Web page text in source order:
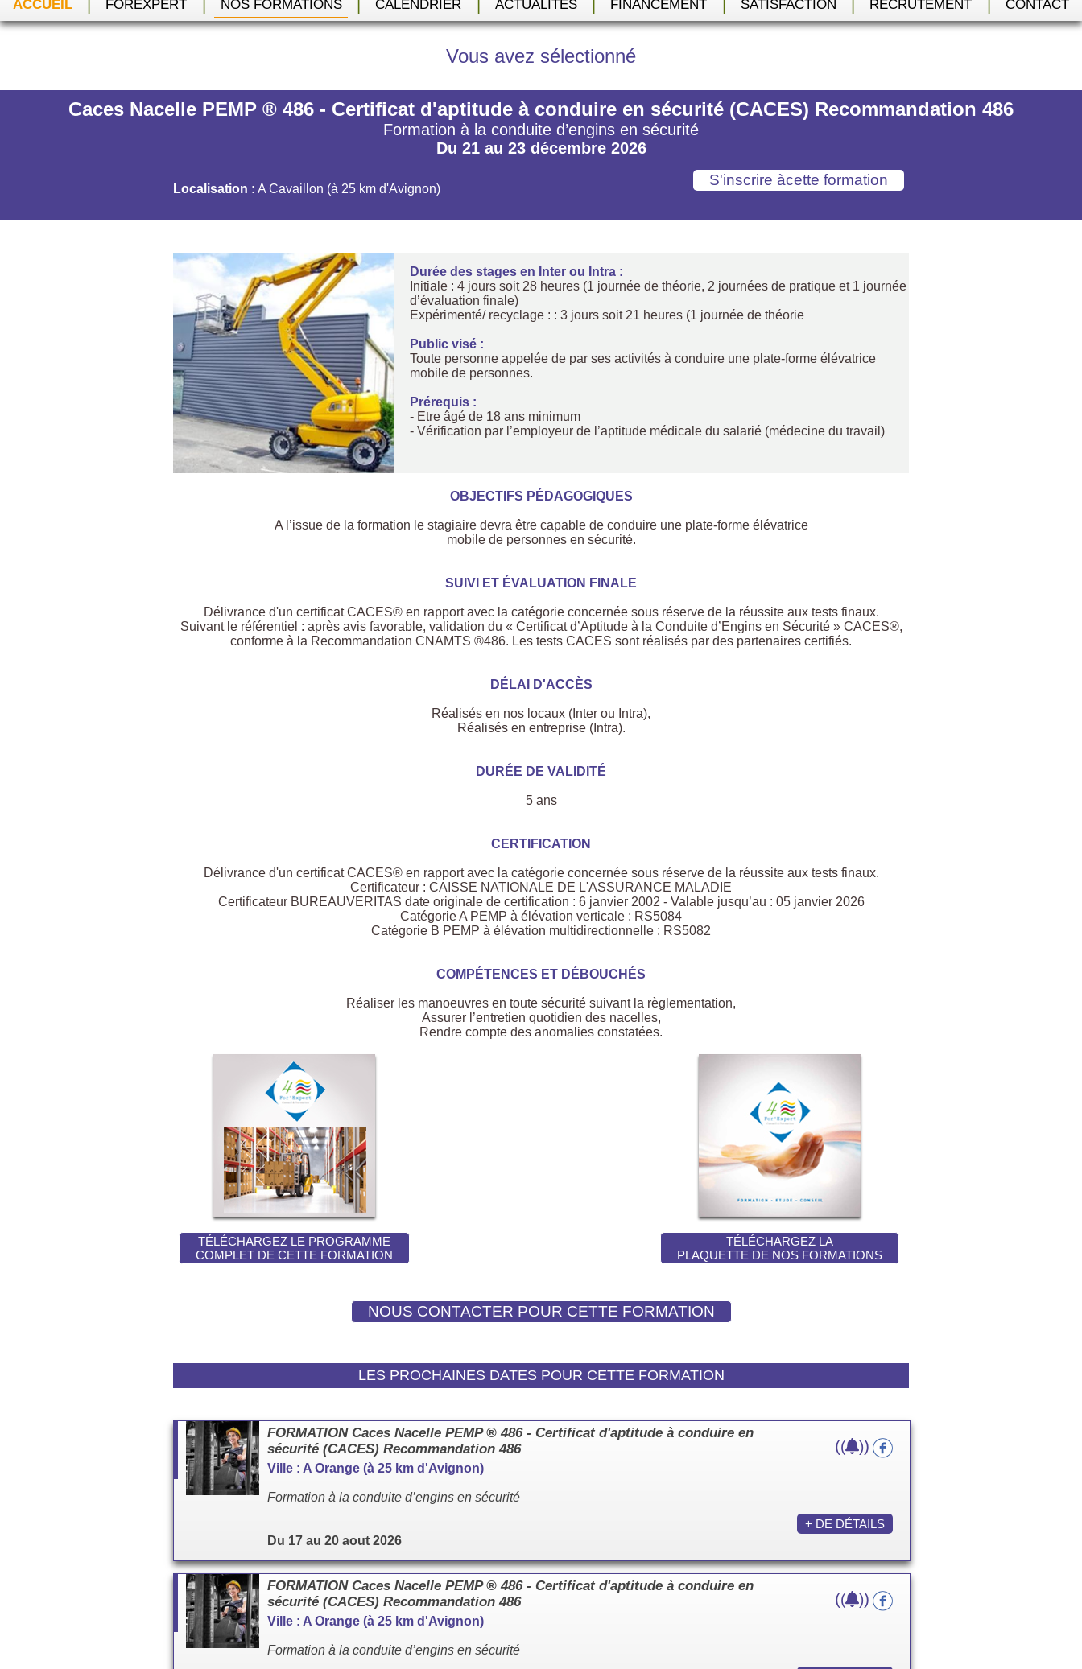
ACCUEIL FOREXPERT NOS FORMATIONS CALENDRIER ACTUALITÉS FINANCEMENT SATISFACTION RECRUTEMENT CONTACT
Vous avez sélectionné
Caces Nacelle PEMP ® 486 - Certificat d'aptitude à conduire en sécurité (CACES) Recommandation 486
Formation à la conduite d’engins en sécurité
Du 21 au 23 décembre 2026
Localisation : A Cavaillon (à 25 km d'Avignon)
Durée des stages en Inter ou Intra :
Initiale : 4 jours soit 28 heures (1 journée de théorie, 2 journées de pratique et 1 journée
d’évaluation finale)
Expérimenté/ recyclage : : 3 jours soit 21 heures (1 journée de théorie
Public visé :
Toute personne appelée de par ses activités à conduire une plate-forme élévatrice
mobile de personnes.
Prérequis :
- Etre âgé de 18 ans minimum
- Vérification par l’employeur de l’aptitude médicale du salarié (médecine du travail)
OBJECTIFS PÉDAGOGIQUES
A l’issue de la formation le stagiaire devra être capable de conduire une plate-forme élévatrice
mobile de personnes en sécurité.
SUIVI ET ÉVALUATION FINALE
Délivrance d'un certificat CACES® en rapport avec la catégorie concernée sous réserve de la réussite aux tests finaux.
Suivant le référentiel : après avis favorable, validation du « Certificat d’Aptitude à la Conduite d’Engins en Sécurité » CACES®,
conforme à la Recommandation CNAMTS ®486. Les tests CACES sont réalisés par des partenaires certifiés.
DÉLAI D'ACCÈS
Réalisés en nos locaux (Inter ou Intra),
Réalisés en entreprise (Intra).
DURÉE DE VALIDITÉ
5 ans
CERTIFICATION
Délivrance d'un certificat CACES® en rapport avec la catégorie concernée sous réserve de la réussite aux tests finaux.
Certificateur : CAISSE NATIONALE DE L'ASSURANCE MALADIE
Certificateur BUREAUVERITAS date originale de certification : 6 janvier 2002 - Valable jusqu’au : 05 janvier 2026
Catégorie A PEMP à élévation verticale : RS5084
Catégorie B PEMP à élévation multidirectionnelle : RS5082
COMPÉTENCES ET DÉBOUCHÉS
Réaliser les manoeuvres en toute sécurité suivant la règlementation,
Assurer l’entretien quotidien des nacelles,
Rendre compte des anomalies constatées.
TÉLÉCHARGEZ LE PROGRAMME
COMPLET DE CETTE FORMATION
TÉLÉCHARGEZ LA
PLAQUETTE DE NOS FORMATIONS
LES PROCHAINES DATES POUR CETTE FORMATION
FORMATION Caces Nacelle PEMP ® 486 - Certificat d'aptitude à conduire en
sécurité (CACES) Recommandation 486
Ville : A Orange (à 25 km d'Avignon)
Formation à la conduite d’engins en sécurité
Du 17 au 20 aout 2026
(( ))
+ DE DÉTAILS
FORMATION Caces Nacelle PEMP ® 486 - Certificat d'aptitude à conduire en
sécurité (CACES) Recommandation 486
Ville : A Orange (à 25 km d'Avignon)
Formation à la conduite d’engins en sécurité
(( ))